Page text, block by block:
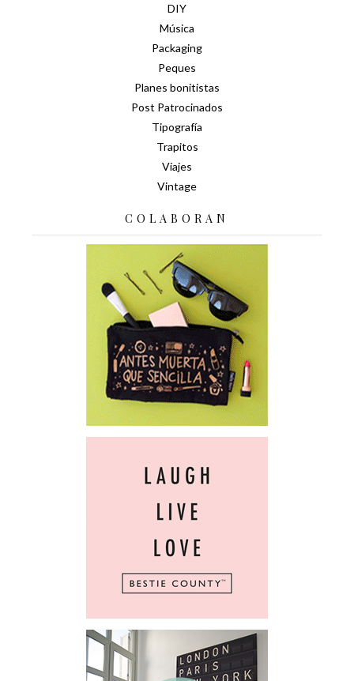
DIY
Música
Packaging
Peques
Planes bonitistas
Post Patrocinados
Tipografía
Trapitos
Viajes
Vintage
COLABORAN